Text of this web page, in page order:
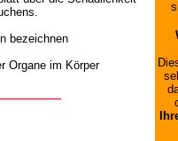
bezeichnen
Organe im Körper